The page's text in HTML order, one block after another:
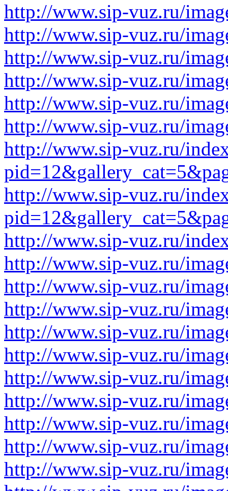
http://www.sip-vuz.ru/
http://www.sip-vuz.ru/
http://www.sip-vuz.ru/
http://www.sip-vuz.ru/
http://www.sip-vuz.ru/
http://www.sip-vuz.ru/
http://www.sip-vuz.ru/
http://www.sip-vuz.ru/
http://www.sip-vuz.ru/
http://www.sip-vuz.ru/
http://www.sip-vuz.ru/
http://www.sip-vuz.ru/
http://www.sip-vuz.ru/
http://www.sip-vuz.ru/
http://www.sip-vuz.ru/
http://www.sip-vuz.ru/
http://www.sip-vuz.ru/
http://www.sip-vuz.ru/
http://www.sip-vuz.ru/